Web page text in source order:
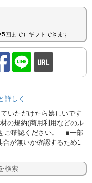
回まで）ギフトできます
詳しく
いただけたら嬉しいです
規約(商用利用などのル
ご確認ください。 ◾︎一部
が無いか確認するため1
検索